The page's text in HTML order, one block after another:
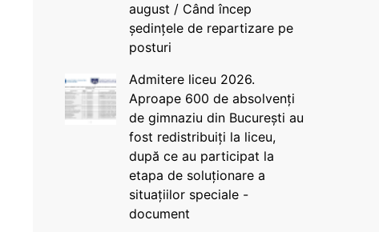
august / Când încep
ședințele de repartizare pe
posturi
Admitere liceu 2026.
Aproape 600 de absolvenți
de gimnaziu din București au
fost redistribuiți la liceu,
după ce au participat la
etapa de soluționare a
situațiilor speciale -
document